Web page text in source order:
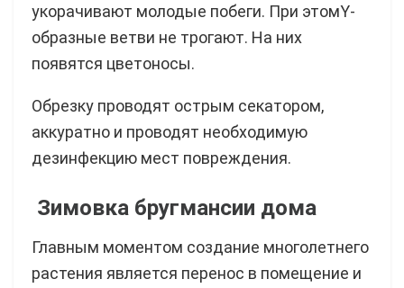
укорачивают молодые побеги. При этомY-
образные ветви не трогают. На них
появятся цветоносы.
Обрезку проводят острым секатором,
аккуратно и проводят необходимую
дезинфекцию мест повреждения.
Зимовка бругмансии дома
Главным моментом создание многолетнего
растения является перенос в помещение и